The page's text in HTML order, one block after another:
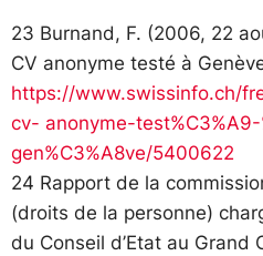
23 Burnand, F. (2006, 22
CV anonyme testé à
https://www.swissinfo.ch/
cv- anonyme-
gen%C3%A8ve/5400622
24 Rapport de la
(droits de la personne)
du Conseil d’Etat au Grand